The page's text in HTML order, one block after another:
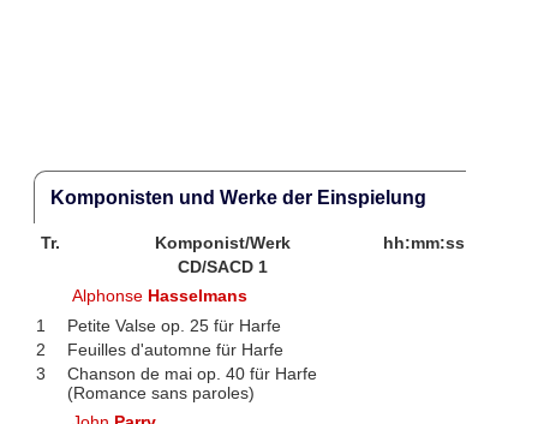
Komponisten und Werke der Einspielung
Tr. Komponist/Werk
hh:mm:ss
CD/SACD 1
Alphonse Hasselmans
1
Petite Valse op. 25 für Harfe
2
Feuilles d'automne für Harfe
3
Chanson de mai op. 40 für Harfe
(Romance sans paroles)